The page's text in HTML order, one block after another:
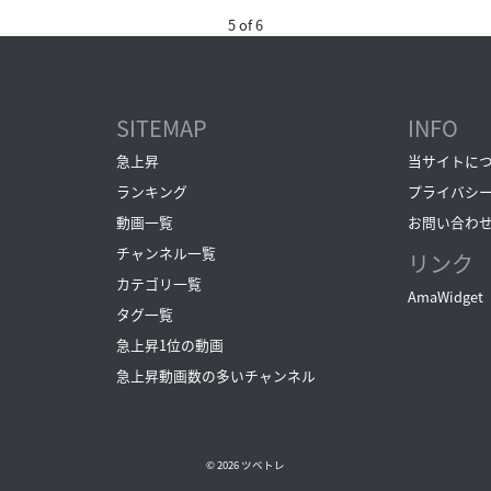
5 of 6
SITEMAP
急上昇
ランキング
動画一覧
チャンネル一覧
カテゴリ一覧
タグ一覧
急上昇1位の動画
急上昇動画数の多いチャンネル
INFO
当サイトに
プライバシ
お問い合わせ
リンク
AmaWidget
© 2026 ツベトレ